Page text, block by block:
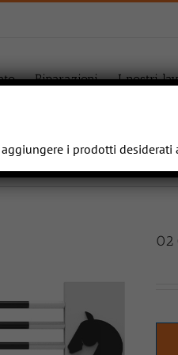
Riparazioni I nostri
02
i prodotti